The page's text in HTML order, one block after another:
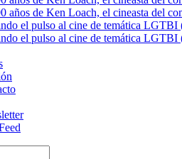
años de Ken Loach, el cineasta del
el pulso al cine de temática
el pulso al cine de temática